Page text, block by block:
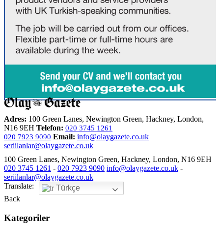
Adres: 100 Green Lanes, Newington Green, Hackney, London,
N16 9EH Telefon: 020 3745 1261
020 7923 9090 Email: info@olaygazete.co.uk
seriilanlar@olaygazete.co.uk
100 Green Lanes, Newington Green, Hackney, London, N16 9EH
020 3745 1261 - 020 7923 9090 info@olaygazete.co.uk -
seriilanlar@olaygazete.co.uk
Translate:
Türkçe
Back
Kategoriler